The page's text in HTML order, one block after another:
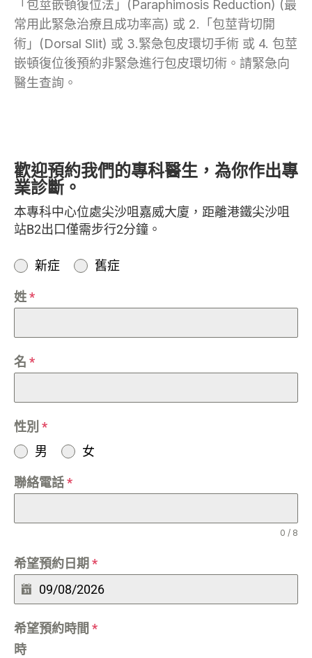
「包莖嵌頓復位法」(Paraphimosis Reduction) (最
常用此緊急治療且成功率高) 或 2.「包莖背切開
術」(Dorsal Slit) 或 3.緊急包皮環切手術 或 4. 包莖
嵌頓復位後預約非緊急進行包皮環切術。請緊急向
醫生查詢。
歡迎預約我們的專科醫生，為你作出專
業診斷。
本專科中心位處尖沙咀嘉威大廈，距離港鐵尖沙咀
站B2出口僅需步行2分鐘。
新症 舊症
姓*
名 *
性別 *
男
女
聯絡電話*
0 / 8
希望預約日期 *
希望預約時間 *
時